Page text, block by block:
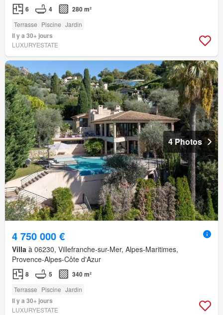
6 4 280 m²
Terrasse Piscine Jardin
Il y a 30+ jours
LUXURYESTATE
4 Photos
4 750 000 €
Villa à 06230, Villefranche-sur-Mer, Alpes-Maritimes,
Provence-Alpes-Côte d'Azur
8 5 340 m²
Terrasse Piscine Jardin
Il y a 30+ jours
LUXURYESTATE